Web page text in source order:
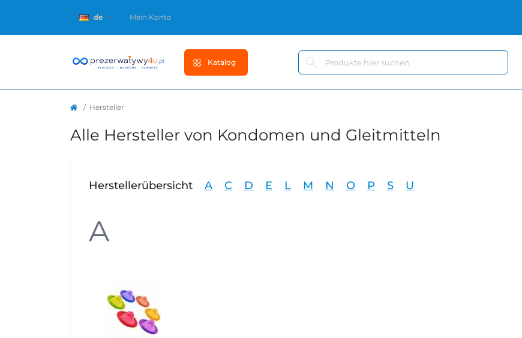
de Mein Konto
Katalog
Hersteller
Alle Hersteller von Kondomen und Gleitmitteln
Herstellerübersicht A C D E L M N O P S U
A